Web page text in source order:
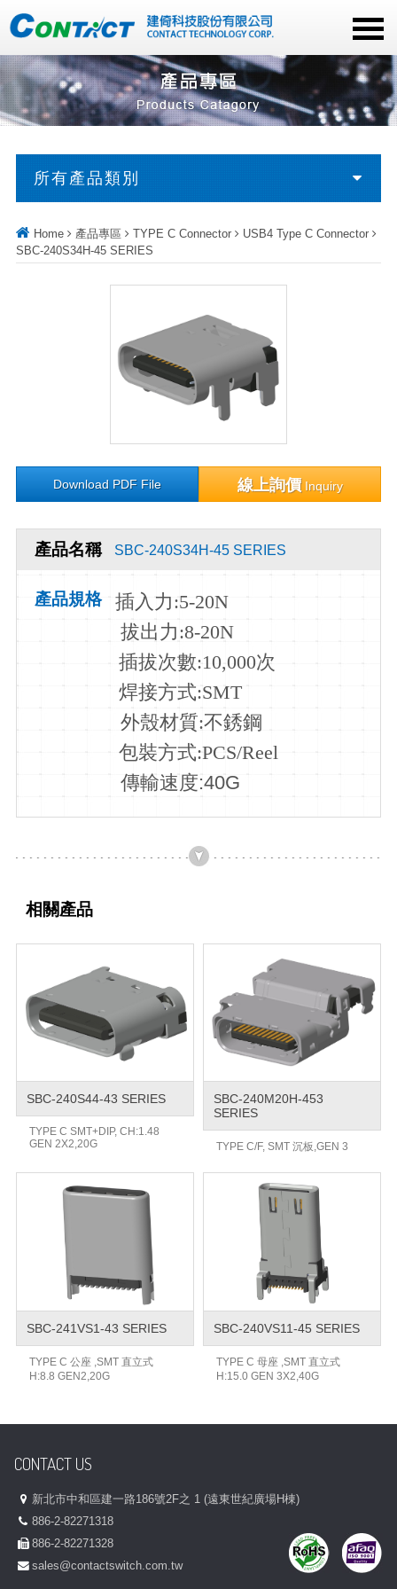
所有產品類別
Home 產品專區 TYPE C Connector
USB4 Type C Connector
SBC-240S34H-45 SERIES
Download PDF File 線上詢價Inquiry
產品名稱 SBC-240S34H-45 SERIES
產品規格 插入力:5-20N
拔出力:8-20N
插拔次數:10,000次
焊接方式:SMT
外殼材質:不銹鋼
包裝方式:PCS/Reel
傳輸速度:40G
相關產品
SBC-240S44-43 SERIES
TYPE C SMT+DIP, CH:1.48
GEN 2X2,20G
SBC-240M20H-453
SERIES
TYPE C/F, SMT 沉板,GEN 3
SBC-241VS1-43 SERIES
TYPE C 公座 ,SMT 直立式
H:8.8 GEN2,20G
SBC-240VS11-45 SERIES
TYPE C 母座 ,SMT 直立式
H:15.0 GEN 3X2,40G
CONTACT US
新北市中和區建一路186號2F之 1 (遠東世紀廣場H棟)
886-2-82271318
886-2-82271328
sales@contactswitch.com.tw